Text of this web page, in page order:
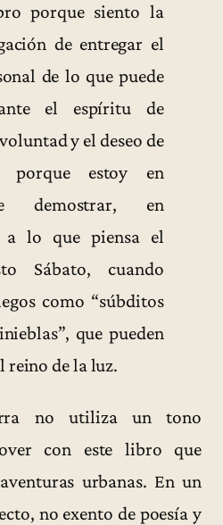
porque siento la
de entregar el
de lo que puede
el espíritu de
y el deseo de
porque estoy en
demostrar, en
a lo que piensa el
Sábato, cuando
como “súbditos
que pueden
reino de la luz.
no utiliza un tono
con este libro que
urbanas. En un
no exento de poesía y